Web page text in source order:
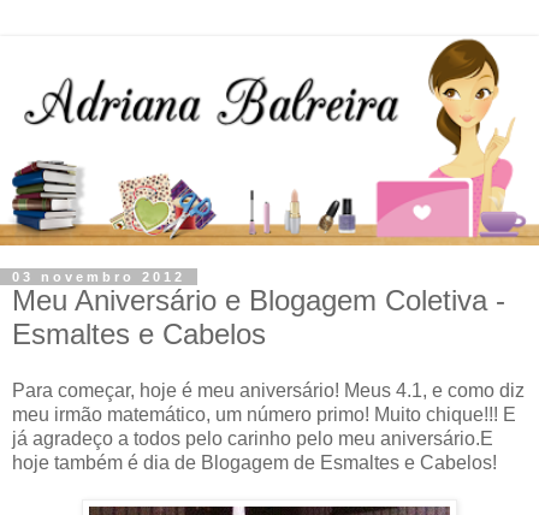
03 novembro 2012
Meu Aniversário e Blogagem Coletiva -
Esmaltes e Cabelos
Para começar, hoje é meu aniversário! Meus 4.1, e como diz
meu irmão matemático, um número primo! Muito chique!!! E
já agradeço a todos pelo carinho pelo meu aniversário.E
hoje também é dia de Blogagem de Esmaltes e Cabelos!